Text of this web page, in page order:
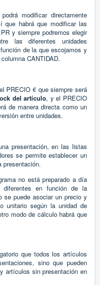
modificar directamente
que habrá que modificar las
y siempre podremos elegir
las diferentes unidades
de la que escojamos y
CANTIDAD.
PRECIO € que siempre será
del artículo, y el PRECIO
de manera directa como un
entre unidades.
presentación, en las listas
se permite establecer un
presentación.
no está preparado a día
en función de la
se puede asociar un precio y
unitario según la unidad de
modo de cálculo habrá que
que todos los artículos
sino que pueden
artículos sin presentación en